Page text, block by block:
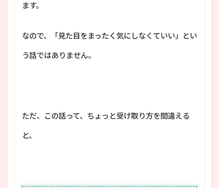
ます。
なので、「見た目をまったく気にしなくていい」とい
う話ではありません。
ただ、この話って、ちょっと受け取り方を間違える
と、